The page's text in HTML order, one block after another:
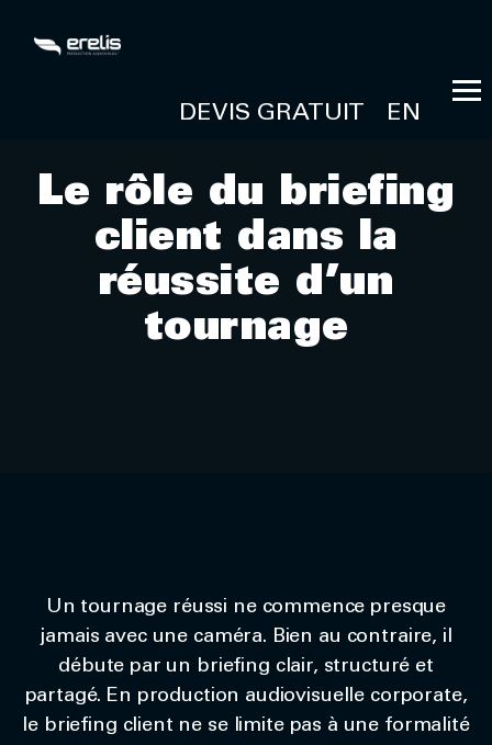
DEVIS GRATUIT EN
Le rôle du briefing
client dans la
réussite d’un
tournage
Un tournage réussi ne commence presque
jamais avec une caméra. Bien au contraire, il
débute par un briefing clair, structuré et
partagé. En production audiovisuelle corporate,
le briefing client ne se limite pas à une formalité